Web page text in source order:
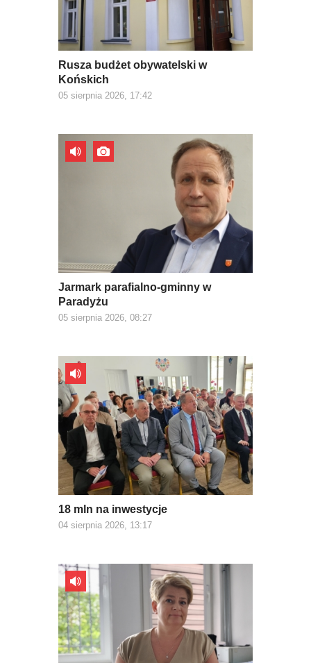
Rusza budżet obywatelski w
Końskich
05 sierpnia 2026, 17:42
Jarmark parafialno-gminny w
Paradyżu
05 sierpnia 2026, 08:27
18 mln na inwestycje
04 sierpnia 2026, 13:17